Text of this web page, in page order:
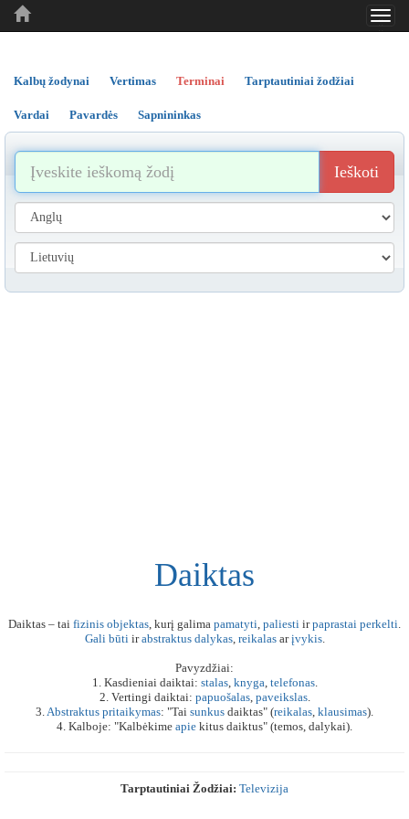
..
..
Kalbų žodynai Vertimas Terminai Tarptautiniai žodžiai
Vardai Pavardės Sapnininkas
Ieškoti
Daiktas
Daiktas – tai fizinis objektas, kurį galima pamatyti, paliesti irpaprastai perkelti.
Gali būtiirabstraktus dalykas, reikalasarįvykis.
Pavyzdžiai:
1. Kasdieniai daiktai: stalas, knyga, telefonas.
2. Vertingi daiktai: papuošalas, paveikslas.
3.Abstraktus pritaikymas: "Tai sunkus daiktas" (reikalas, klausimas).
4. Kalboje: "Kalbėkime apie kitus daiktus" (temos, dalykai).
Tarptautiniai Žodžiai: Televizija